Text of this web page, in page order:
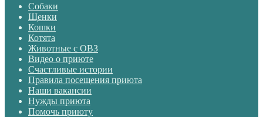
Собаки
Щенки
Кошки
Котята
Животные с ОВЗ
Видео о приюте
Счастливые истории
Правила посещения приюта
Наши вакансии
Нужды приюта
Помочь приюту